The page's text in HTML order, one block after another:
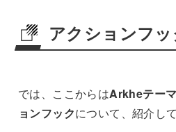
アクションフ
では、ここからはArkheテー
ョンフックについて、紹介し